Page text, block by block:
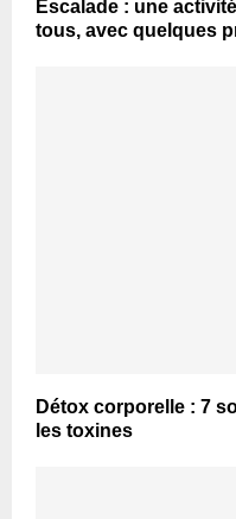
Escalade : une
tous, avec quelques
Détox corporelle : 7
les toxines